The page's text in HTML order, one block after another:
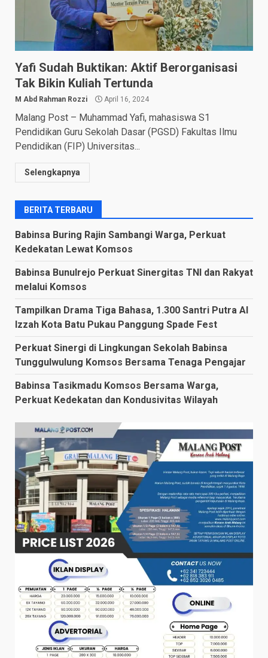
Yafi Sudah Buktikan: Aktif Berorganisasi
Tak Bikin Kuliah Tertunda
M Abd Rahman Rozzi April 16, 2024
Malang Post – Muhammad Yafi, mahasiswa S1
Pendidikan Guru Sekolah Dasar (PGSD) Fakultas Ilmu
Pendidikan (FIP) Universitas...
Selengkapnya
BERITA TERBARU
Babinsa Buring Rajin Sambangi Warga, Perkuat
Kedekatan Lewat Komsos
Babinsa Bunulrejo Perkuat Sinergitas TNI dan Rakyat
melalui Komsos
Tampilkan Drama Tiga Bahasa, 1.300 Santri Putra Al
Izzah Kota Batu Pukau Panggung Spade Fest
Perkuat Sinergi di Lingkungan Sekolah Babinsa
Tunggulwulung Komsos Bersama Tenaga Pengajar
Babinsa Tasikmadu Komsos Bersama Warga,
Perkuat Kedekatan dan Kondusivitas Wilayah